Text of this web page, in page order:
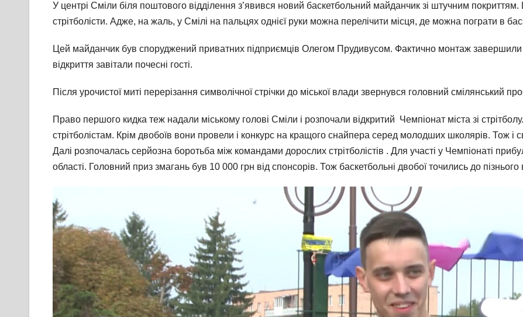
У центрі Сміли біля поштового відділення з’явився новий баскетбольний майданчик зі штучним
стрітболісти. Адже, на жаль, у Смілі на пальцях однієї руки можна перелічити місця, де можна пограти в
Цей майданчик був споруджений приватних підприємців Олегом Прудивусом. Фактично монтаж
відкриття завітали почесні гості.
Після урочистої миті перерізання символічної стрічки до міської влади звернувся головний смілянський
Право першого кидка теж надали міському голові Сміли і розпочали відкритий Чемпіонат міста зі
стрітболістам. Крім двобоїв вони провели і конкурс на кращого снайпера серед молодших школярів. Тож і
Далі розпочалась серйозна боротьба між командами дорослих стрітболістів . Для участі у Чемпіонаті
області. Головний приз змагань був 10 000 грн від спонсорів. Тож баскетбольні двобої точились до пізнього